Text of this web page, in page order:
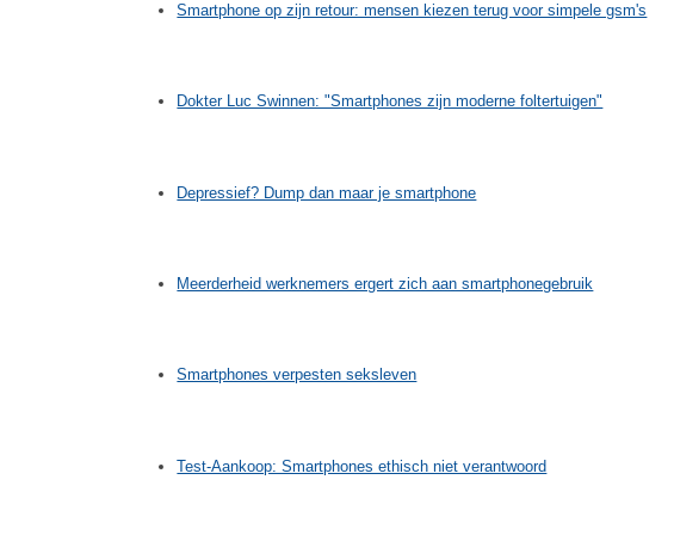
Smartphone op zijn retour: mensen kiezen terug voor simpele gsm's
Dokter Luc Swinnen: "Smartphones zijn moderne foltertuigen"
Depressief? Dump dan maar je smartphone
Meerderheid werknemers ergert zich aan smartphonegebruik
Smartphones verpesten seksleven
Test-Aankoop: Smartphones ethisch niet verantwoord